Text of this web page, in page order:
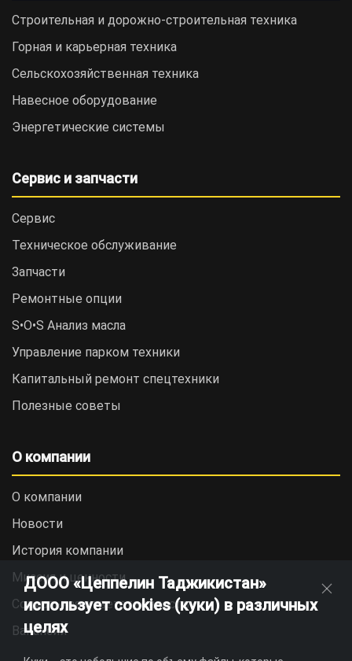
Строительная и дорожно-cтроительная техника
Горная и карьерная техника
Сельскохозяйственная техника
Навесное оборудование
Энергетические системы
Сервис и запчасти
Сервис
Техническое обслуживание
Запчасти
Ремонтные опции
S•O•S Анализ масла
Управление парком техники
Капитальный ремонт спецтехники
Полезные советы
О компании
О компании
Новости
История компании
Миссия и ценности
Социальная ответственность
Вакансии
ДООО «Цеппелин Таджикистан»
использует cookies (куки) в различных
целях